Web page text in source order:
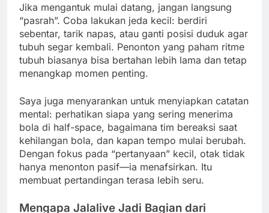
Jika mengantuk mulai datang, jangan langsung
“pasrah”. Coba lakukan jeda kecil: berdiri
sebentar, tarik napas, atau ganti posisi duduk agar
tubuh segar kembali. Penonton yang paham ritme
tubuh biasanya bisa bertahan lebih lama dan tetap
menangkap momen penting.
Saya juga menyarankan untuk menyiapkan catatan
mental: perhatikan siapa yang sering menerima
bola di half-space, bagaimana tim bereaksi saat
kehilangan bola, dan kapan tempo mulai berubah.
Dengan fokus pada “pertanyaan” kecil, otak tidak
hanya menonton pasif—ia menafsirkan. Itu
membuat pertandingan terasa lebih seru.
Mengapa Jalalive Jadi Bagian dari